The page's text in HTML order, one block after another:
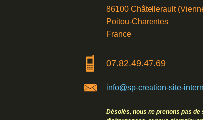
86100 Châtellerault
Poitou-Charentes
France
07.82.49.47.69
info@sp-creation-site-
Désolés, nous ne prenons pas de